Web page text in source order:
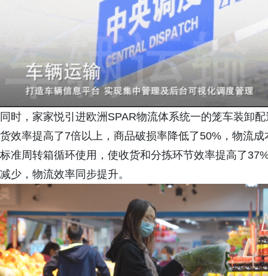
同时，家家悦引进欧洲SPAR物流体系统一的笼车装卸
货效率提高了7倍以上，商品破损率降低了50%，物流
标准周转箱循环使用，使收货和分拣环节效率提高了
减少，物流效率同步提升。